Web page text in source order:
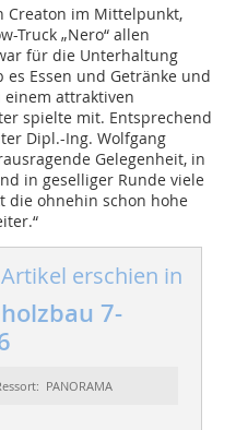
Creaton im Mittelpunkt,
Truck „Nero“ allen
für die Unterhaltung
es Essen und Getränke und
attraktiven
spielte mit. Entsprechend
Dipl.-Ing. Wolfgang
Gelegenheit, in
in geselliger Runde viele
die ohnehin schon hohe
erschien in
7-
PANORAMA